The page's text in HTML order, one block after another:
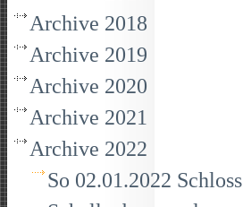
Archive 2018
Archive 2019
Archive 2020
Archive 2021
Archive 2022
So 02.01.2022 Schloss